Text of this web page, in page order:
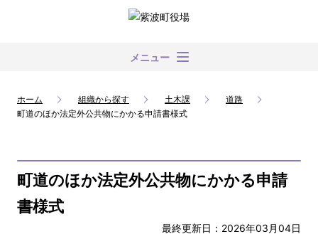
メニュー
ホーム 組織から探す 土木課
道路
町道のほか法定外公共物にかかる申請書様式
町道のほか法定外公共物にかかる申請
書様式
最終更新日：2026年03月04日